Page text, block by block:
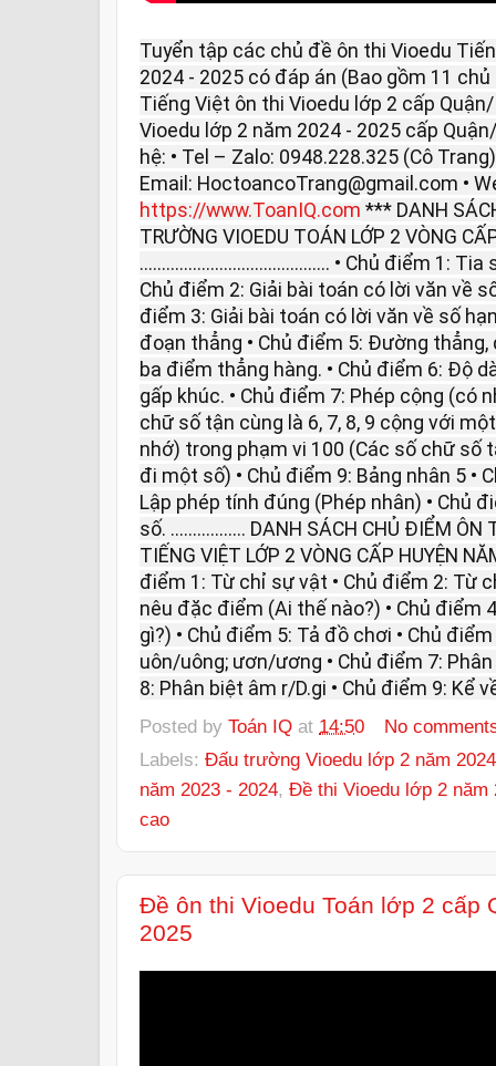
Tuyển tập các chủ đề ôn thi Vioedu
2024 - 2025 có đáp án (Bao gồm 11
Tiếng Việt ôn thi Vioedu lớp 2 cấp
Vioedu lớp 2 năm 2024 - 2025 cấp
hệ: • Tel – Zalo: 0948.228.325 (Cô
Email: HoctoancoTrang@gmail.com •
https://www.ToanIQ.com *** DANH
TRƯỜNG VIOEDU TOÁN LỚP 2 VÒNG
........................................... • Chủ điểm 1:
Chủ điểm 2: Giải bài toán có lời văn về
điểm 3: Giải bài toán có lời văn về số
đoạn thẳng • Chủ điểm 5: Đường
ba điểm thẳng hàng. • Chủ điểm 6: Độ
gấp khúc. • Chủ điểm 7: Phép cộng (có
chữ số tận cùng là 6, 7, 8, 9 cộng với
nhớ) trong phạm vi 100 (Các số chữ số
đi một số) • Chủ điểm 9: Bảng nhân 5 •
Lập phép tính đúng (Phép nhân) • Chủ
số. ................. DANH SÁCH CHỦ ĐIỂM
TIẾNG VIỆT LỚP 2 VÒNG CẤP HUYỆN
điểm 1: Từ chỉ sự vật • Chủ điểm 2: Từ
nêu đặc điểm (Ai thế nào?) • Chủ điểm
gì?) • Chủ điểm 5: Tả đồ chơi • Chủ
uôn/uông; ươn/ương • Chủ điểm 7:
8: Phân biệt âm r/D.gi • Chủ điểm 9: Kể
Posted by Toán IQ at 14:50
No
Labels: Đấu trường Vioedu lớp 2 năm
năm 2023 - 2024, Đề thi Vioedu lớp 2 năm
cao
Đề ôn thi Vioedu Toán lớp 2 cấp
2025